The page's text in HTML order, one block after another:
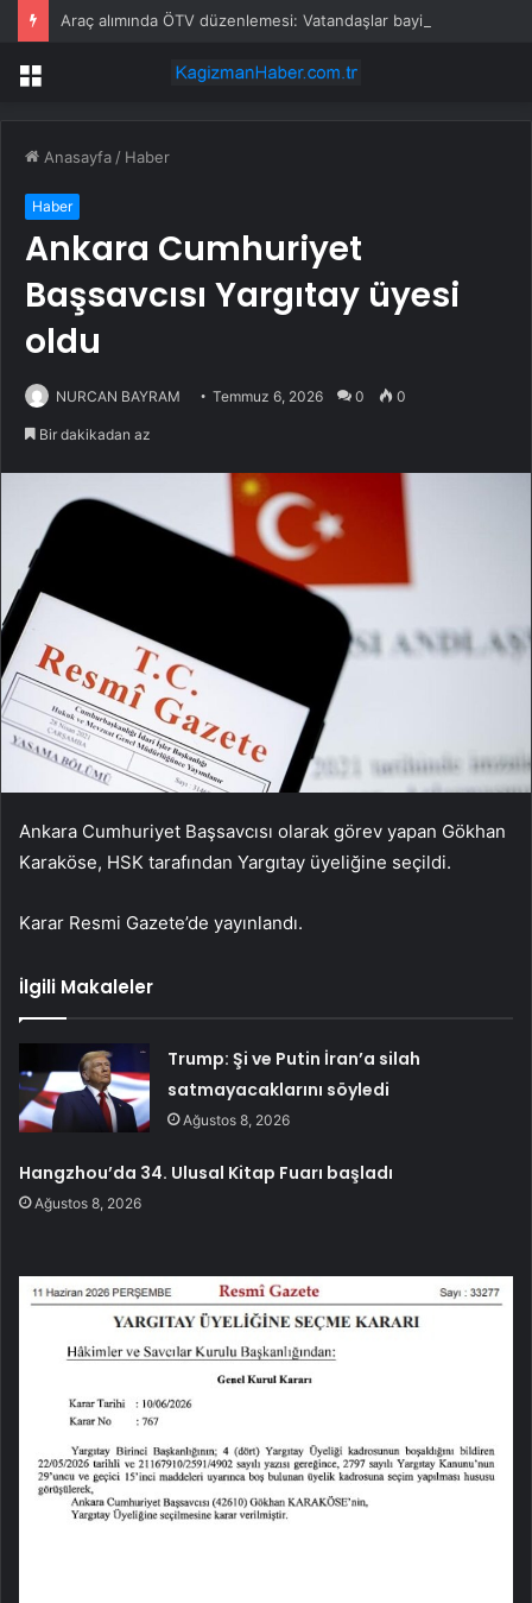
Menü
Anasayfa / Haber
Haber
Ankara Cumhuriyet
Başsavcısı Yargıtay üyesi
oldu
NURCAN BAYRAM Temmuz 6, 2026 0 0
Bir dakikadan az
Ankara Cumhuriyet Başsavcısı olarak görev yapan Gökhan
Karaköse, HSK tarafından Yargıtay üyeliğine seçildi.
Karar Resmi Gazete’de yayınlandı.
İlgili Makaleler
Trump: Şi ve Putin İran’a silah
satmayacaklarını söyledi
Ağustos 8, 2026
Hangzhou’da 34. Ulusal Kitap Fuarı başladı
Ağustos 8, 2026